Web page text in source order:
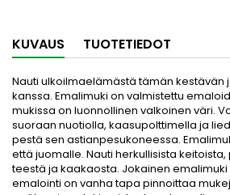
KUVAUS TUOTETIEDOT
Nauti ulkoilmaelämästä tämän kestävän
kanssa. Emalimuki on valmistettu
mukissa on luonnollinen valkoinen väri.
suoraan nuotiolla, kaasupolttimella ja
pestä sen astianpesukoneessa.
että juomalle. Nauti herkullisista
teestä ja kaakaosta. Jokainen
emalointi on vanha tapa pinnoittaa